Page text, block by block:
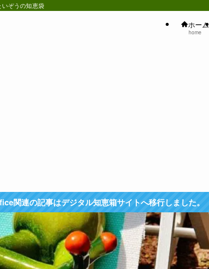
ぞうの知恵袋
ホーム
home
関連の記事はデジタル知恵箱サイトへ移行しました。